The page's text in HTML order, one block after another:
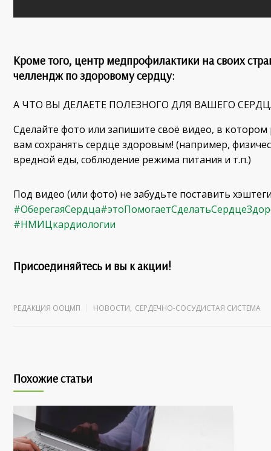
Кроме того, центр медпрофилактики на своих
челлендж по здоровому сердцу:
А ЧТО ВЫ ДЕЛАЕТЕ ПОЛЕЗНОГО ДЛЯ ВАШЕГО
Сделайте фото или запишите своё видео, в котором
вам сохранять сердце здоровым! (например,
вредной еды, соблюдение режима питания и т.п.)
Под видео (или фото) не забудьте поставить
#ОберегаяСердца
#НМИЦкардиологии
Присоединяйтесь и вы к акции!
РЕДАКЦИЯ ООЦМП НОВОСТИ, СЕРДЕЧНО-СОСУДИСТАЯ СИСТЕМА
Похожие статьи